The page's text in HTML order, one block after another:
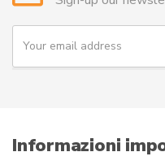
Y
u
i
lInformazioni